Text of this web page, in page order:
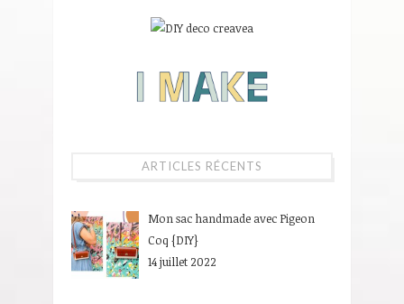
ARTICLES RÉCENTS
Mon sac handmade avec Pigeon
Coq {DIY}
14 juillet 2022